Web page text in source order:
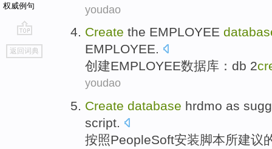
权威例句
go
top
返回词典
youdao
Create the EMPLOYEE
EMPLOYEE.
创建EMPLOYEE数据库 ： db 2
youdao
Create database hrdmo as
script.
按照PeopleSoft安装脚本所建议